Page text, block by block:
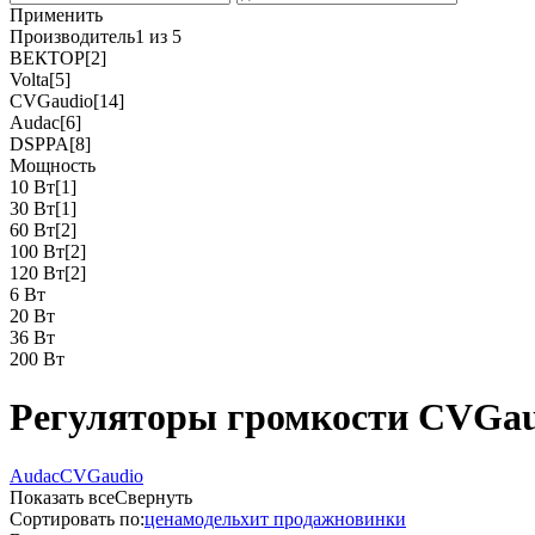
Применить
Производитель1 из 5
ВЕКТОР[2]
Volta[5]
CVGaudio[14]
Audac[6]
DSPPA[8]
Мощность
10 Вт[1]
30 Вт[1]
60 Вт[2]
100 Вт[2]
120 Вт[2]
6 Вт
20 Вт
36 Вт
200 Вт
Регуляторы громкости
AudacCVGaudio
Показать всеСвернуть
Сортировать по:ценамодельхит продажновинки